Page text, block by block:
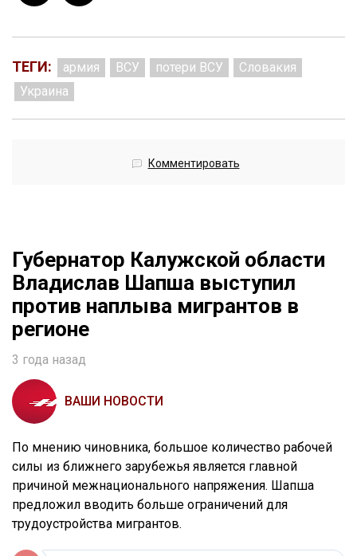
ТЕГИ: армия ВСУ потери ВСУ
Словакия
Украина
Комментировать
Губернатор Калужской области
Владислав Шапша выступил
против наплыва мигрантов в
регионе
3 года назад
ВАШИ НОВОСТИ
По мнению чиновника, большое количество рабочей
силы из ближнего зарубежья является главной
причиной межнационального напряжения. Шапша
предложил вводить больше ограничений для
трудоустройства мигрантов.